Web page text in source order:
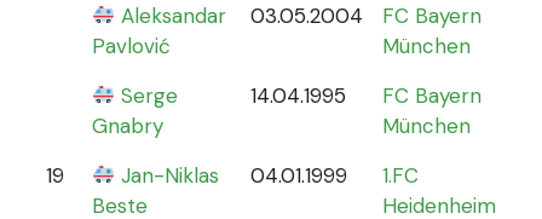
Aleksandar
Pavlović
03.05.2004
FC Bayern
München
Serge
Gnabry
14.04.1995
FC Bayern
München
19
Jan-Niklas
Beste
04.01.1999
1.FC
Heidenheim